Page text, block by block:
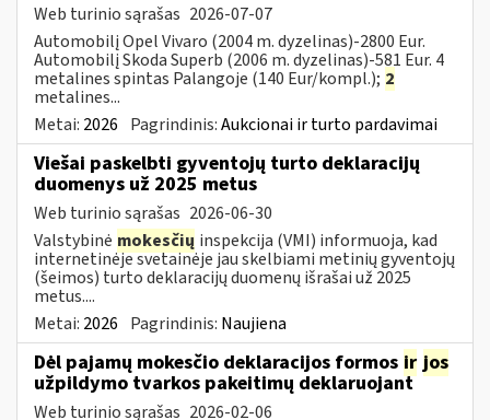
Web turinio sąrašas 2026-07-07
Automobilį Opel Vivaro (2004 m. dyzelinas)-2800 Eur.
Automobilį Skoda Superb (2006 m. dyzelinas)-581 Eur. 4
metalines spintas Palangoje (140 Eur/kompl.); 2
metalines...
Metai: 2026 Pagrindinis:Aukcionai ir turto pardavimai
Viešai paskelbti gyventojų turto deklaracijų
duomenys už 2025 metus
Web turinio sąrašas 2026-06-30
Valstybinė mokesčių inspekcija (VMI) informuoja, kad
internetinėje svetainėje jau skelbiami metinių gyventojų
(šeimos) turto deklaracijų duomenų išrašai už 2025
metus....
Metai: 2026 Pagrindinis: Naujiena
Dėl pajamų mokesčio deklaracijos formos ir jos
užpildymo tvarkos pakeitimų deklaruojant
Web turinio sąrašas 2026-02-06